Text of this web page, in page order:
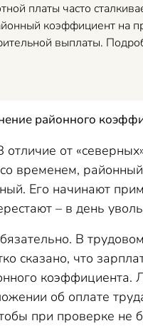
платы часто
коэффициент на
выплаты.
районного
от
временем, районный
Его начинают
– в день
В
сказано, что
коэффициента.
об оплате
при проверке не